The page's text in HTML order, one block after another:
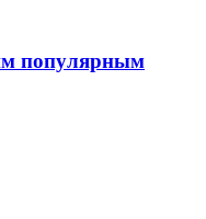
популярным